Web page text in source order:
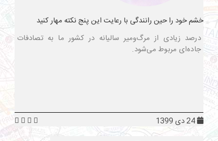
خشم خود را حین رانندگی با رعایت این پنج نکته مهار کنید
درصد زیادی از مرگ‌ومیر سالیانه در کشور ما به تصادفات
جاده‌ای مربوط می‌شود.